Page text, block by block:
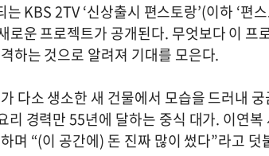
KBS 2TV ‘신상출시 편스토랑’(이하 ‘편
운 프로젝트가 공개된다. 무엇보다 이 프
하는 것으로 알려져 기대를 모은다.
다소 생소한 새 건물에서 모습을 드러내
리 경력만 55년에 달하는 중식 대가. 이연
며 “(이 공간에) 돈 진짜 많이 썼다”라고 덧